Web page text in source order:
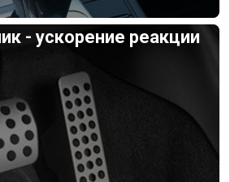
- ускорение реакции